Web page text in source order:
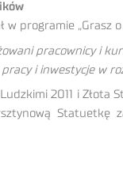
w programie „Grasz
pracownicy i
i inwestycje w
2011 i